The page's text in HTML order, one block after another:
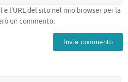
e l'URL del sito nel mio browser per la
un commento.